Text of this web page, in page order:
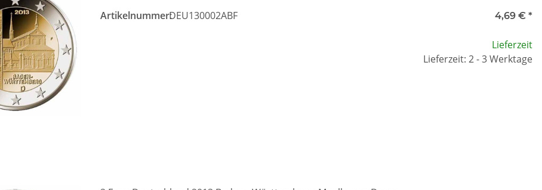
Artikelnummer:DEU130002ABF 4,69 € *
Lieferzeit
Lieferzeit: 2 - 3 Werktage